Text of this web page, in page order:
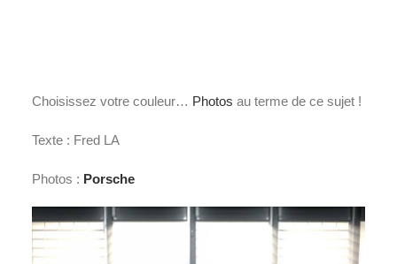
Choisissez votre couleur… Photos au terme de ce sujet !
Texte : Fred LA
Photos : Porsche